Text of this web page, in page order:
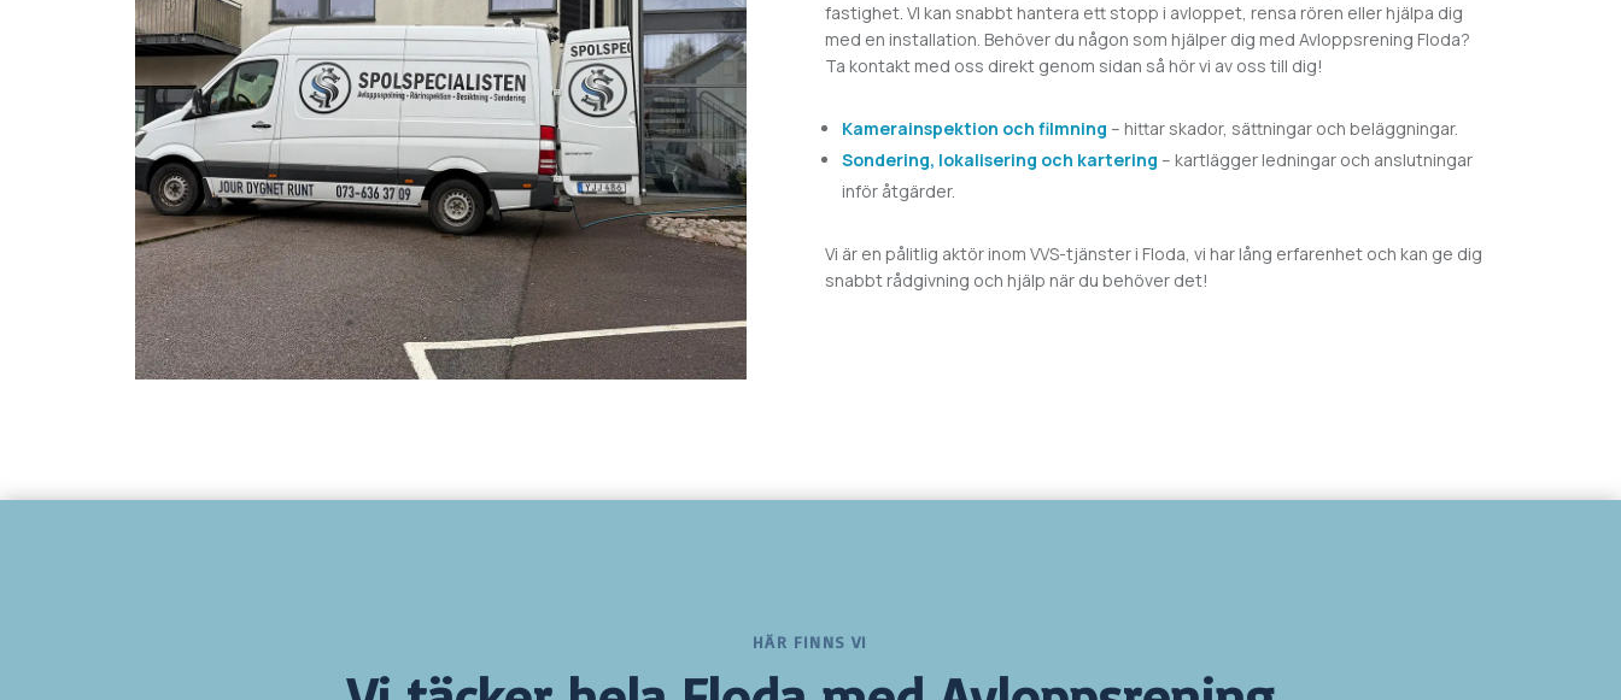
fastighet. VI kan snabbt hantera ett stopp i avloppet, rensa rören eller hjälpa dig
med en installation. Behöver du någon som hjälper dig med Avloppsrening Floda?
Ta kontakt med oss direkt genom sidan så hör vi av oss till dig!
Kamerainspektion och filmning – hittar skador, sättningar och beläggningar.
Sondering, lokalisering och kartering – kartlägger ledningar och anslutningar
inför åtgärder.
Vi är en pålitlig aktör inom VVS-tjänster i Floda, vi har lång erfarenhet och kan ge dig
snabbt rådgivning och hjälp när du behöver det!
HÄR FINNS VI